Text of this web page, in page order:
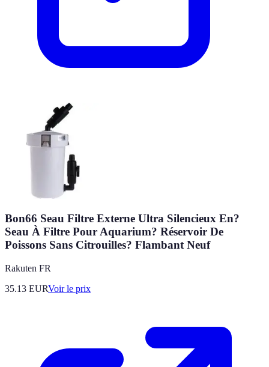
Bon66 Seau Filtre Externe Ultra Silencieux En?
Seau À Filtre Pour Aquarium? Réservoir De
Poissons Sans Citrouilles? Flambant Neuf
Rakuten FR
35.13 EURVoir le prix